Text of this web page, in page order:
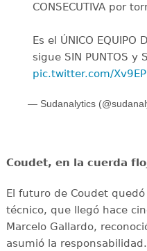
CONSECUTIVA por
Es el ÚNICO EQUIPO
sigue SIN PUNTOS y
pic.twitter.com/
— Sudanalytics
Coudet, en la cuerda
El futuro de Coudet
técnico, que llegó hace
Marcelo Gallardo,
asumió la responsabilidad.